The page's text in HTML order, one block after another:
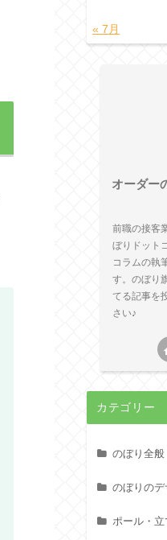
« 7月
オーダー
前職の接客
ぼりドット
コラムの執
す。のぼり
てる記事を
さい♪
カテゴリー
のぼり全般
のぼりのデ
ポール・立